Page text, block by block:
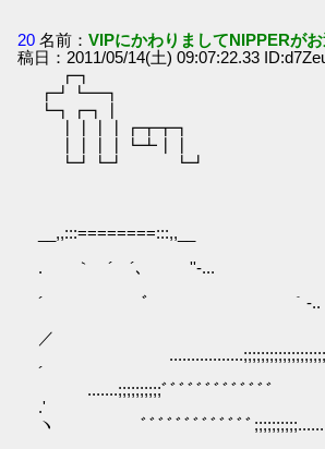
20 名前：VIPにかわりましてNIPPERが
稿日：2011/05/14(土) 09:07:22.33
┏┓
┏┛┗━┓
┗┓┏┓┃
┃┃┃┃┏┳┳┓
┃┃┃┃┗┻┃┃
┗┛┗┛ ┗┛
__,,:::========:::,,__
. ｀ ´ ´､ ゝ ''‐...
´ ﾞ ｀‐..
／
´ ヽ
.......;;;;;;;;;;ﾞﾞﾞﾞﾞﾞﾞﾞﾞﾞﾞ
ヽ ﾞﾞﾞﾞﾞﾞﾞﾞﾞﾞﾞﾞﾞ;;;;;;;;;;......